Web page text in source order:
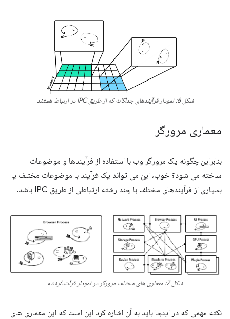
شکل 6: نمودار فرآیندهای جداگانه که از طریق IPC در ارتباط هستند
معماری مرورگر
بنابراین چگونه یک مرورگر وب با استفاده از فرآیندها و موضوعات
ساخته می شود؟ خوب، این می تواند یک فرآیند با موضوعات مختلف یا
بسیاری از فرآیندهای مختلف با چند رشته ارتباطی از طریق IPC باشد.
شکل 7: معماری های مختلف مرورگر در نمودار فرآیند/رشته
نکته مهمی که در اینجا باید به آن اشاره کرد این است که این معماری های